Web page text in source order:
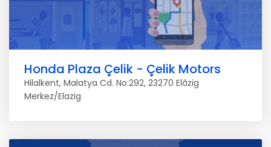
Honda Plaza Çelik - Çelik Motors
Hilalkent, Malatya Cd. No:292, 23270 Elâzig
Merkez/Elazig